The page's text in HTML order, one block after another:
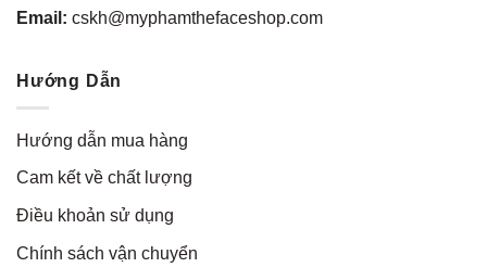
Email: cskh@myphamthefaceshop.com
Hướng Dẫn
Hướng dẫn mua hàng
Cam kết về chất lượng
Điều khoản sử dụng
Chính sách vận chuyển